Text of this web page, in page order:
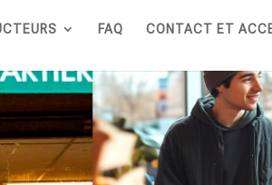
FAQ CONTACT ET